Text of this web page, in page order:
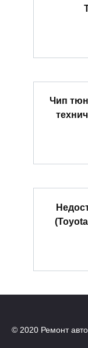
Чип
© 2020 Ремонт авто